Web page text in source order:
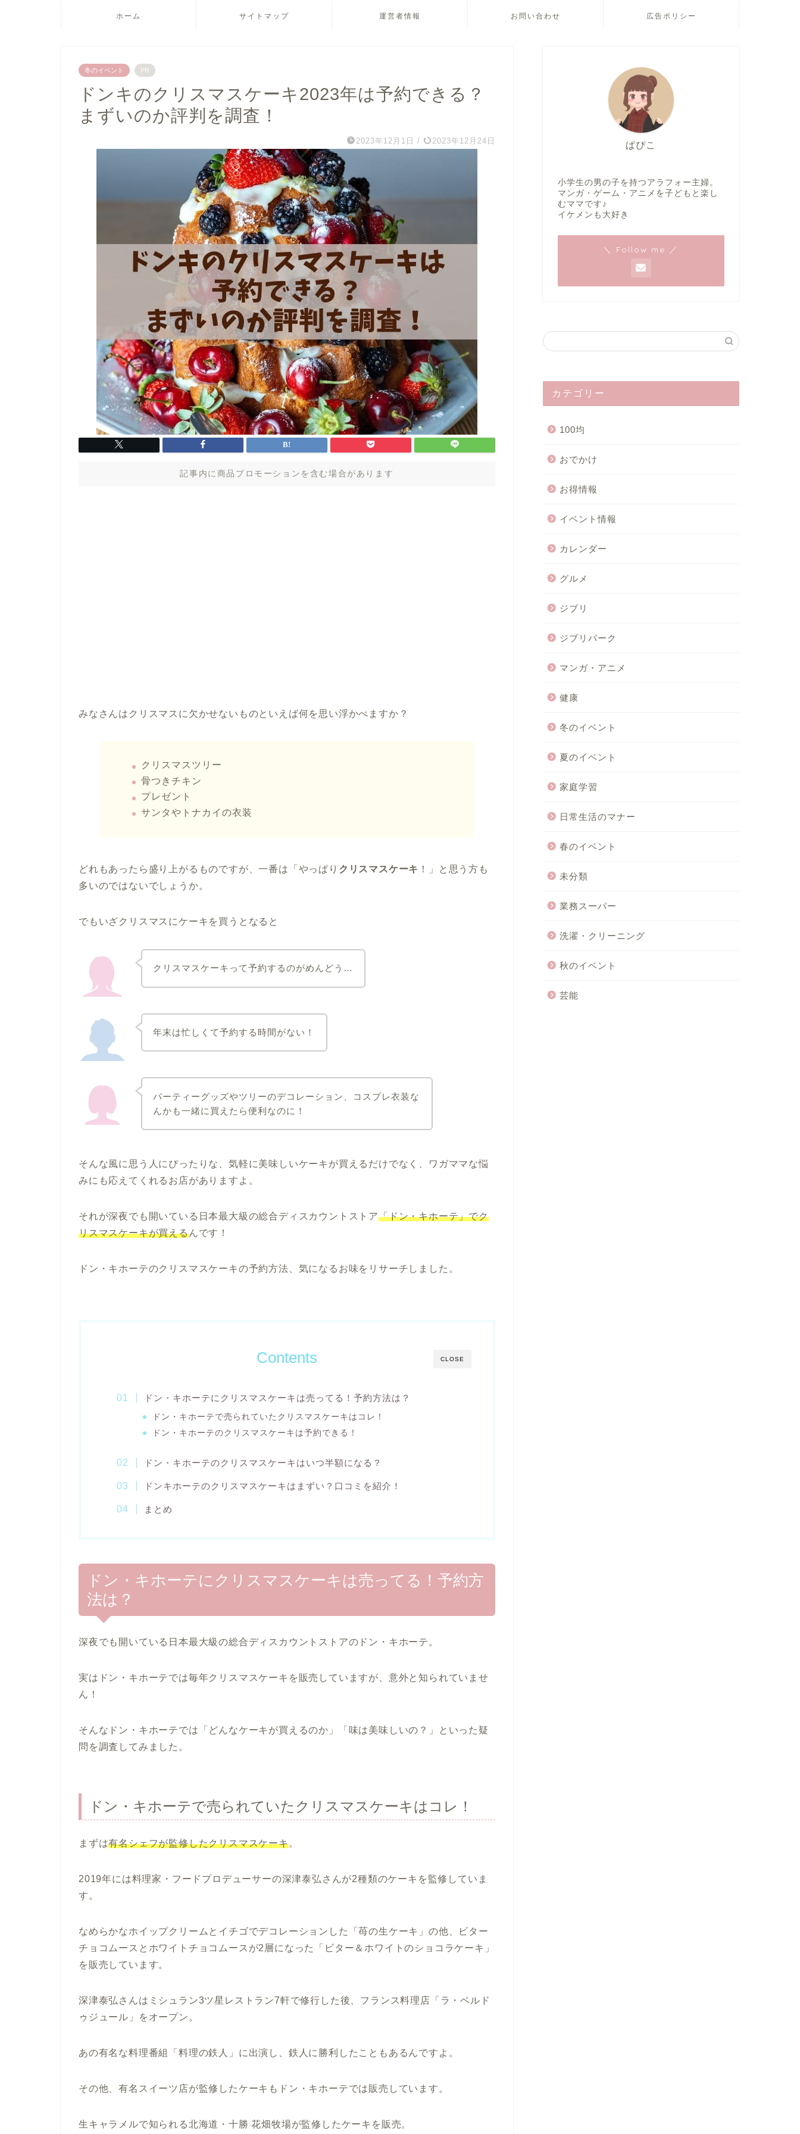
ホーム サイトマップ 運営者情報 お問い合わせ 広告ポリシー
冬のイベント PR
ドンキのクリスマスケーキ2023年は予約できる？
まずいのか評判を調査！
2023年12月1日 / 2023年12月24日
記事内に商品プロモーションを含む場合があります
みなさんはクリスマスに欠かせないものといえば何を思い浮かべますか？
クリスマスツリー
骨つきチキン
プレゼント
サンタやトナカイの衣装
どれもあったら盛り上がるものですが、一番は「やっぱり クリスマスケーキ ！」と思う方も
多いのではないでしょうか。
でもいざクリスマスにケーキを買うとなると
クリスマスケーキって予約するのがめんどう…
年末は忙しくて予約する時間がない！
パーティーグッズやツリーのデコレーション、コスプレ衣装な
んかも一緒に買えたら便利なのに！
そんな風に思う人にぴったりな、気軽に美味しいケーキが買えるだけでなく、ワガママな悩
みにも応えてくれるお店がありますよ。
それが深夜でも開いている日本最大級の総合ディスカウントストア「ドン・キホーテ」でク
リスマスケーキが買えるんです！
ドン・キホーテのクリスマスケーキの予約方法、気になるお味をリサーチしました。
CLOSE
Contents
ドン・キホーテにクリスマスケーキは売ってる！予約方法は？
ドン・キホーテで売られていたクリスマスケーキはコレ！
ドン・キホーテのクリスマスケーキは予約できる！
ドン・キホーテのクリスマスケーキはいつ半額になる？
ドンキホーテのクリスマスケーキはまずい？口コミを紹介！
まとめ
ドン・キホーテにクリスマスケーキは売ってる！予約方
法は？
深夜でも開いている日本最大級の総合ディスカウントストアのドン・キホーテ。
実はドン・キホーテでは毎年クリスマスケーキを販売していますが、意外と知られていませ
ん！
そんなドン・キホーテでは「どんなケーキが買えるのか」「味は美味しいの？」といった疑
問を調査してみました。
ドン・キホーテで売られていたクリスマスケーキはコレ！
まずは有名シェフが監修したクリスマスケーキ。
2019年には料理家・フードプロデューサーの深津泰弘さんが2種類のケーキを監修していま
す。
なめらかなホイップクリームとイチゴでデコレーションした「苺の生ケーキ」の他、ビター
チョコムースとホワイトチョコムースが2層になった「ビター＆ホワイトのショコラケーキ」
を販売しています。
深津泰弘さんはミシュラン3ツ星レストラン7軒で修行した後、フランス料理店「ラ・ベルド
ゥジュール」をオープン。
あの有名な料理番組「料理の鉄人」に出演し、鉄人に勝利したこともあるんですよ。
その他、有名スイーツ店が監修したケーキもドン・キホーテでは販売しています。
生キャラメルで知られる北海道・十勝 花畑牧場が監修したケーキを販売。
ぱぴこ
小学生の男の子を持つアラフォー主婦。
マンガ・ゲーム・アニメを子どもと楽し
むママです♪
イケメンも大好き
＼ Follow me ／
カテゴリー
100均
おでかけ
お得情報
イベント情報
カレンダー
グルメ
ジブリ
ジブリパーク
マンガ・アニメ
健康
冬のイベント
夏のイベント
家庭学習
日常生活のマナー
春のイベント
未分類
業務スーパー
洗濯・クリーニング
秋のイベント
芸能